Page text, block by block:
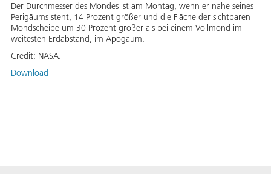
Der Durchmesser des Mondes ist am Montag, wenn er nahe seines
Perigäums steht, 14 Prozent größer und die Fläche der sichtbaren
Mondscheibe um 30 Prozent größer als bei einem Vollmond im
weitesten Erdabstand, im Apogäum.
Credit: NASA.
Download